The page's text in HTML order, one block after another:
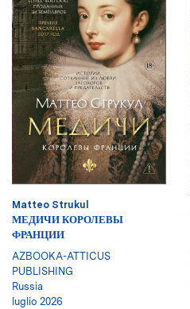
Matteo Strukul
МЕДИЧИ КОРОЛЕВЫ
ФРАНЦИИ
AZBOOKA-ATTICUS
PUBLISHING
Russia
luglio 2026